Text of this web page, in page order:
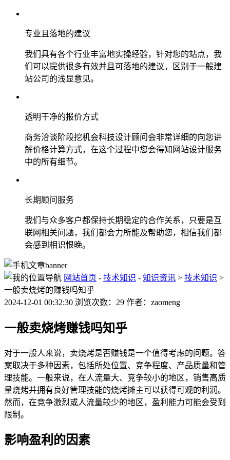
专业且落地的建议
我们具有各个行业丰富地实操经验，针对您的站点，我
们可以提供很多有效并且可落地的建议，区别于一般建
站公司的浅显意见。
透明干净的报价方式
商务洽谈阶段挖机会科技设计顾问会非常详细的向您讲
解价格计算方式，在这个过程中您会得知网站设计服务
中的所有细节。
长期顾问服务
我们与众多客户都保持长期稳定的合作关系，只要是互
联网相关问题，我们都会力所能及帮助您，相信我们都
会感到相识恨晚。
网站首页 - 技术知识 - 知识资讯 > 技术知识 >
一般卖烧烤的赚钱吗知乎
2024-12-01 00:32:30 浏览次数：29 作者：zaomeng
一般卖烧烤赚钱吗知乎
对于一般人来说，卖烧烤是否赚钱是一个值得考虑的问题。答
案取决于多种因素，包括所处位置、竞争程度、产品质量和管
理技能。一般来说，在人流量大、竞争较小的地区，销售高质
量烧烤并拥有良好管理技能的烧烤摊主可以获得可观的利润。
然而，在竞争激烈或人流量较少的地区，盈利能力可能会受到
限制。
影响盈利的因素